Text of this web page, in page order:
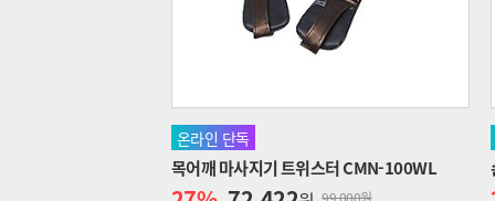
온라인 단독
목어깨 마사지기 트위스터 CMN-100WL